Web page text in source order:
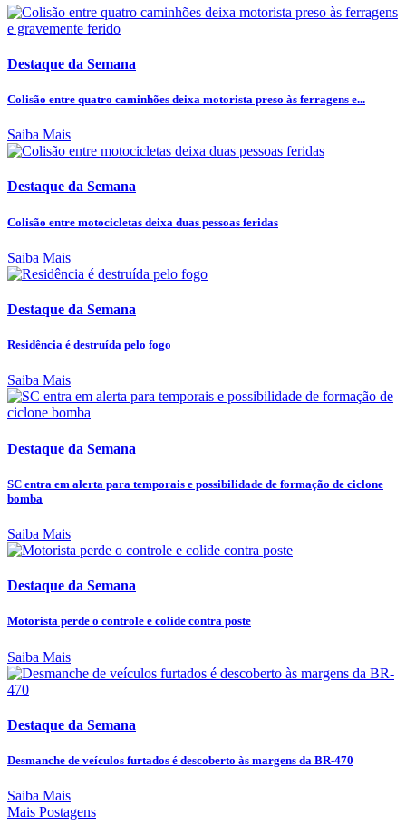
Destaque da Semana
Colisão entre quatro caminhões deixa motorista preso às ferragens e...
Saiba Mais
Destaque da Semana
Colisão entre motocicletas deixa duas pessoas feridas
Saiba Mais
Destaque da Semana
Residência é destruída pelo fogo
Saiba Mais
Destaque da Semana
SC entra em alerta para temporais e possibilidade de formação de ciclone
bomba
Saiba Mais
Destaque da Semana
Motorista perde o controle e colide contra poste
Saiba Mais
Destaque da Semana
Desmanche de veículos furtados é descoberto às margens da BR-470
Saiba Mais
Mais Postagens